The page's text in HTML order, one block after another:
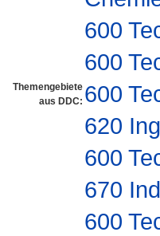
Themengebiete
aus DDC:
600
600
600
620
600
670
600